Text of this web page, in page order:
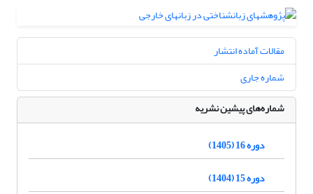
مقالات آماده انتشار
شماره جاری
شماره‌های پیشین نشریه
دوره 16 (1405)
دوره 15 (1404)